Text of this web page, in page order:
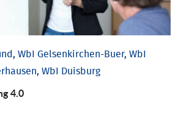
WbI Gelsenkirchen-Buer, WbI
WbI Duisburg
4.0